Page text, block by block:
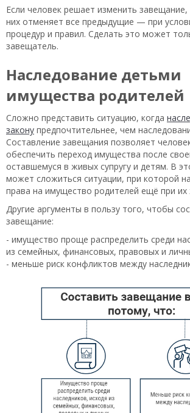
Если человек решает изменить завещание,
них отменяет все предыдущие — при
процедур и правил. Сделать это может
завещатель.
Наследование детьми
имущества родителей
Сложно представить ситуацию, когда
закону предпочтительнее, чем
Составление завещания позволяет
обеспечить переход имущества после
оставшемуся в живых супругу и детям. В
может сложиться ситуации, при которой
права на имущество родителей ещё при их
Другие аргументы в пользу того, чтобы
завещание:
- имущество проще распределить среди
из семейных, финансовых, правовых и
- меньше риск конфликтов между